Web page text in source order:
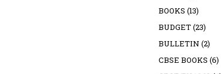
BOOKS (13)
BUDGET(23)
BULLETIN (2)
CBSE BOOKS (6)